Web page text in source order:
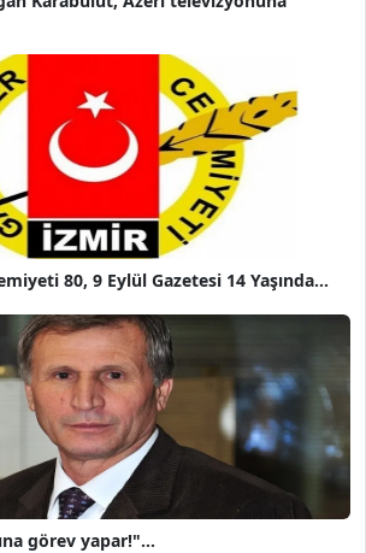
80, 9 Eylül Gazetesi 14 Yaşında...
görev yapar!"...